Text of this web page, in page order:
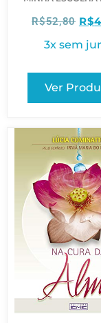
R$52,80 R$
3x sem
Ver